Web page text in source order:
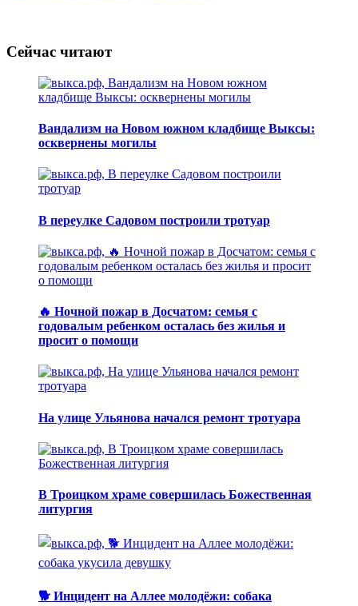
Сейчас читают
Вандализм на Новом южном кладбище Выксы:
осквернены могилы
В переулке Садовом построили тротуар
🔥 Ночной пожар в Досчатом: семья с
годовалым ребенком осталась без жилья и
просит о помощи
На улице Ульянова начался ремонт тротуара
В Троицком храме совершилась Божественная
литургия
🐕 Инцидент на Аллее молодёжи: собака